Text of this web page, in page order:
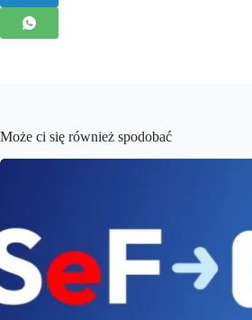
Może ci się również spodobać